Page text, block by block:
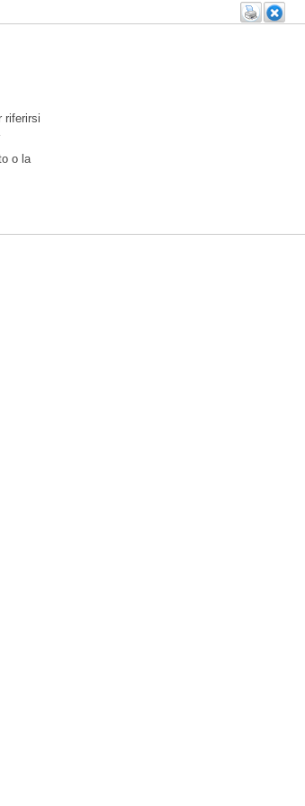
riferirsi
o la